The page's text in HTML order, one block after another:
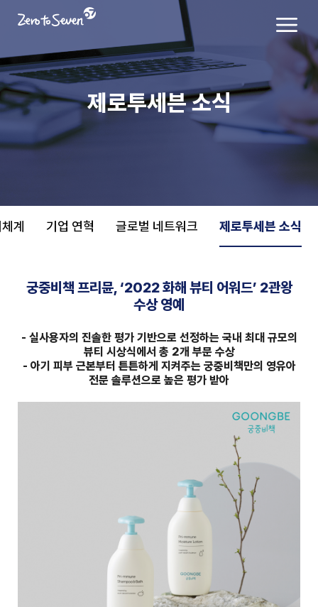
제로투세븐 소식
계 기업 연혁 글로벌 네트워크 제로투세븐 소식
궁중비책 프리뮨, ‘2022 화해 뷰티 어워드’ 2관왕
수상 영예
- 실사용자의 진솔한 평가 기반으로 선정하는 국내 최대 규모의
뷰티 시상식에서 총 2개 부문 수상
- 아기 피부 근본부터 튼튼하게 지켜주는 궁중비책만의 영유아
전문 솔루션으로 높은 평가 받아